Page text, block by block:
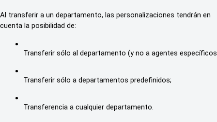
Al transferir a un departamento, las personalizaciones tendrán en
cuenta la posibilidad de:
Transferir sólo al departamento (y no a agentes
Transferir sólo a departamentos predefinidos;
Transferencia a cualquier departamento.